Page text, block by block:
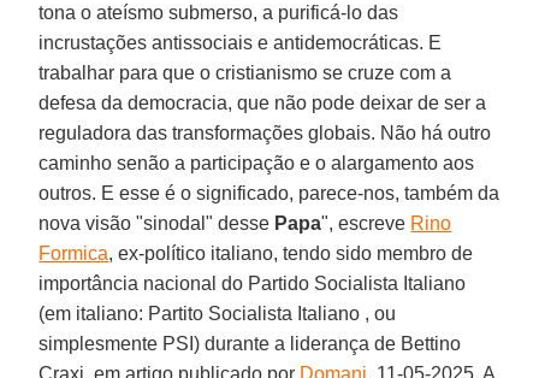
tona o ateísmo submerso, a purificá-lo das
incrustações antissociais e antidemocráticas. E
trabalhar para que o cristianismo se cruze com a
defesa da democracia, que não pode deixar de ser a
reguladora das transformações globais. Não há outro
caminho senão a participação e o alargamento aos
outros. E esse é o significado, parece-nos, também da
nova visão "sinodal" desse Papa", escreve Rino
Formica, ex-político italiano, tendo sido membro de
importância nacional do Partido Socialista Italiano
(em italiano: Partito Socialista Italiano , ou
simplesmente PSI) durante a liderança de Bettino
Craxi, em artigo publicado por Domani, 11-05-2025. A